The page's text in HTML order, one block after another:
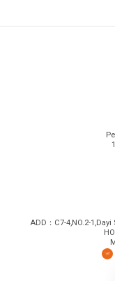
ADD：C7-4,NO.2-